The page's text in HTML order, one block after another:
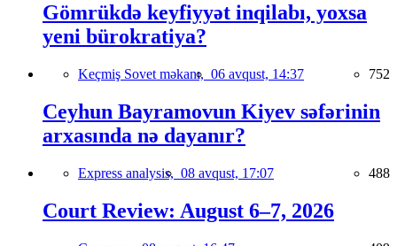
Gömrükdə keyfiyyət inqilabı, yoxsa
yeni bürokratiya?
Keçmiş Sovet məkanı, 06 avqust, 14:37 752
Ceyhun Bayramovun Kiyev səfərinin
arxasında nə dayanır?
Express analysis, 08 avqust, 17:07 488
Court Review: August 6–7, 2026